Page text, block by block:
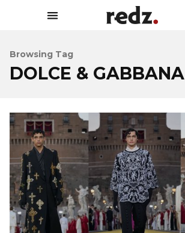
Browsing Tag
DOLCE & GABBANA